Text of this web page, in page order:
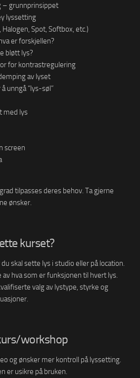
– grunnprinsippet
lyssetting
Halogen, Spot, Softbox, etc.)
er forskjellen?
bløtt lys?
for kontrastregulering
av lyset
unngå “lys-søl”
med lys
screen
tilpasses deres behov. Ta gjerne
ønsker.
kurset?
skal sette lys i studio eller på location.
hva som er funksjonen til hvert lys.
valg av lystype, styrke og
workshop
og ønsker mer kontroll på lyssetting.
er usikre på bruken.